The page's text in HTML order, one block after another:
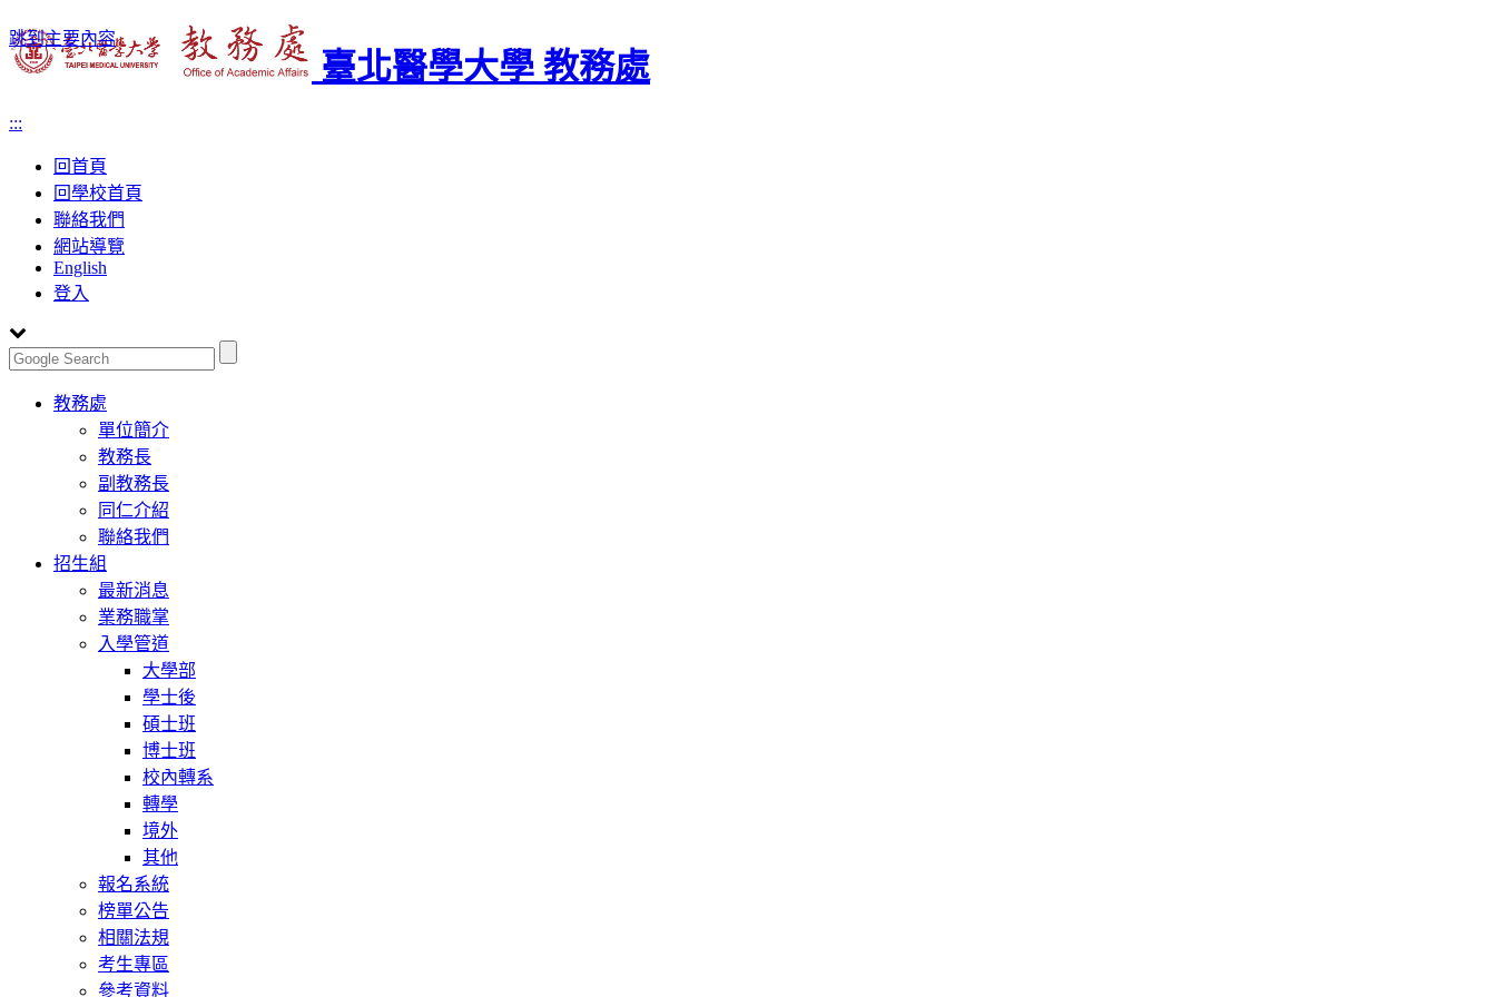
跳到主要內容
臺北醫學大學 教務處
:::
回首頁
回學校首頁
聯絡我們
網站導覽
English
登入
Toggle
navigation
教務處
單位簡介
教務長
副教務長
同仁介紹
聯絡我們
招生組
最新消息
業務職掌
入學管道
大學部
學士後
碩士班
博士班
校內轉系
轉學
境外
其他
報名系統
榜單公告
相關法規
考生專區
參考資料